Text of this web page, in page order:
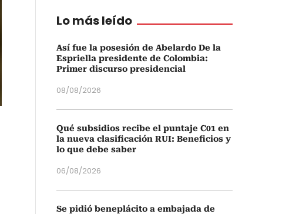
Lo más leído
Así fue la posesión de Abelardo De la
Espriella presidente de Colombia:
Primer discurso presidencial
08/08/2026
Qué subsidios recibe el puntaje C01 en
la nueva clasificación RUI: Beneficios y
lo que debe saber
06/08/2026
Se pidió beneplácito a embajada de